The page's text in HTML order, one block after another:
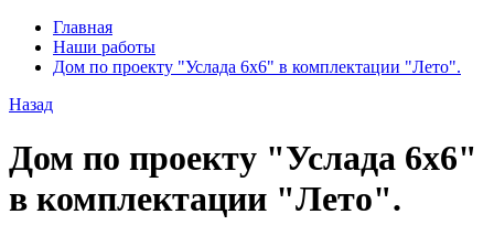
Главная
Наши работы
Дом по проекту "Услада 6х6" в комплектации "Лето".
Назад
Дом по проекту "Услада 6х6"
в комплектации "Лето".